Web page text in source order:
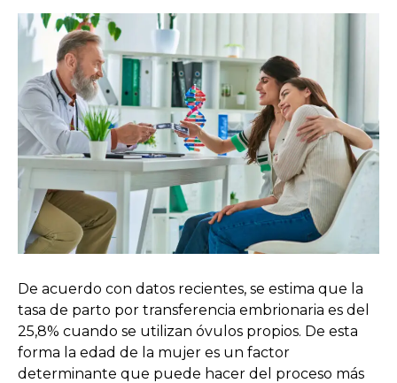
De acuerdo con datos recientes, se estima que la
tasa de parto por transferencia embrionaria es del
25,8% cuando se utilizan óvulos propios. De esta
forma la edad de la mujer es un factor
determinante que puede hacer del proceso más